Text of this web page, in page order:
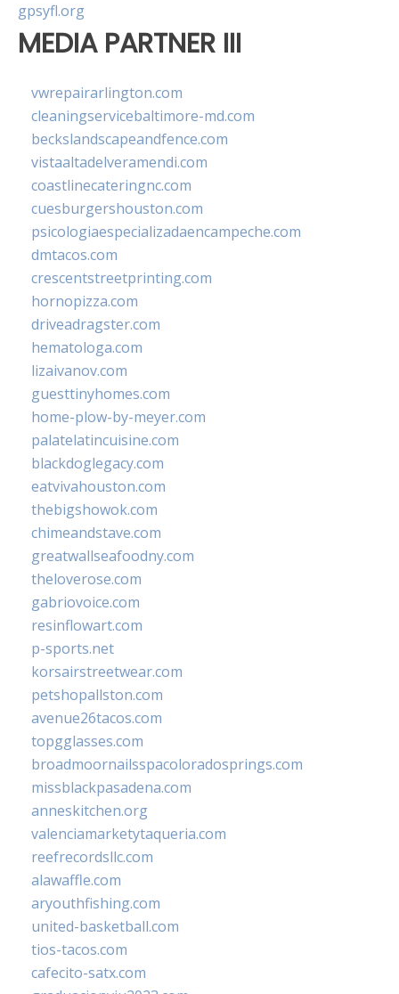
gpsyfl.org
MEDIA PARTNER III
vwrepairarlington.com
cleaningservicebaltimore-md.com
beckslandscapeandfence.com
vistaaltadelveramendi.com
coastlinecateringnc.com
cuesburgershouston.com
psicologiaespecializadaencampeche.com
dmtacos.com
crescentstreetprinting.com
hornopizza.com
driveadragster.com
hematologa.com
lizaivanov.com
guesttinyhomes.com
home-plow-by-meyer.com
palatelatincuisine.com
blackdoglegacy.com
eatvivahouston.com
thebigshowok.com
chimeandstave.com
greatwallseafoodny.com
theloverose.com
gabriovoice.com
resinflowart.com
p-sports.net
korsairstreetwear.com
petshopallston.com
avenue26tacos.com
topgglasses.com
broadmoornailsspacoloradosprings.com
missblackpasadena.com
anneskitchen.org
valenciamarketytaqueria.com
reefrecordsllc.com
alawaffle.com
aryouthfishing.com
united-basketball.com
tios-tacos.com
cafecito-satx.com